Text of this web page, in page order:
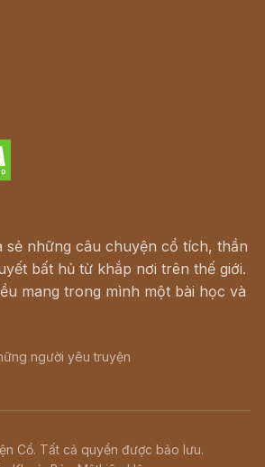
sẻ những câu chuyện cổ tích, thần
bất hủ từ khắp nơi trên thế giới.
mang trong mình một bài học và
người yêu truyện
Cổ. Tất cả quyền được bảo lưu.